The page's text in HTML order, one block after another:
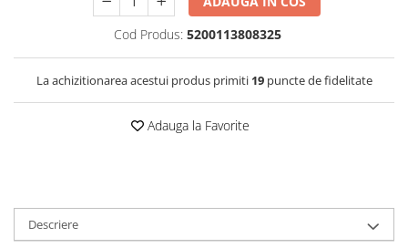
Cod Produs: 5200113808325
La achizitionarea acestui produs primiti 19puncte de fidelitate
Adauga la Favorite
Descriere